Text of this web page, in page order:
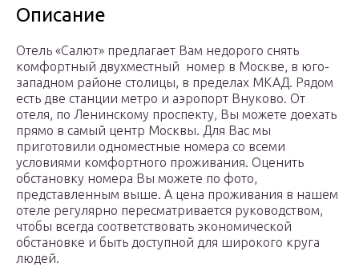
Описание
Отель «Салют» предлагает Вам недорого снять
комфортный двухместный номер в Москве, в юго-
западном районе столицы, в пределах МКАД. Рядом
есть две станции метро и аэропорт Внуково. От
отеля, по Ленинскому проспекту, Вы можете доехать
прямо в самый центр Москвы. Для Вас мы
приготовили одноместные номера со всеми
условиями комфортного проживания. Оценить
обстановку номера Вы можете по фото,
представленным выше. А цена проживания в нашем
отеле регулярно пересматривается руководством,
чтобы всегда соответствовать экономической
обстановке и быть доступной для широкого круга
людей.